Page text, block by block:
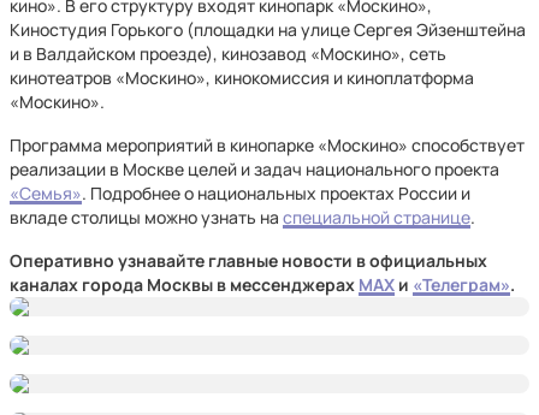
кино». В его структуру входят кинопарк «Москино»,
Киностудия Горького (площадки на улице Сергея Эйзенштейна
и в Валдайском проезде), кинозавод «Москино», сеть
кинотеатров «Москино», кинокомиссия и киноплатформа
«Москино».
Программа мероприятий в кинопарке «Москино» способствует
реализации в Москве целей и задач национального проекта
«Семья». Подробнее о национальных проектах России и
вкладе столицы можно узнать на специальной странице.
Оперативно узнавайте главные новости в официальных
каналах города Москвы в мессенджерах MAX и «Телеграм».